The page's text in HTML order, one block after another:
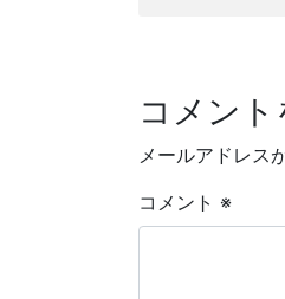
コメント
メールアドレス
コメント ※